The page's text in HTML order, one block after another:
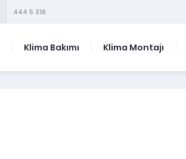
444 5 316
Klima Bakımı Klima Montajı